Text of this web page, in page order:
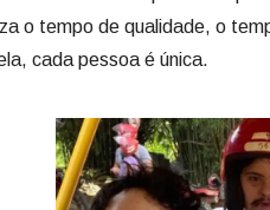
o tempo de qualidade, o
cada pessoa é única.